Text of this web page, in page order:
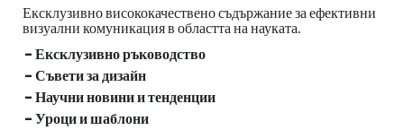
Ексклузивно висококачествено съдържание за ефективни
визуални комуникация в областта на науката.
- Ексклузивно ръководство
- Съвети за дизайн
- Научни новини и тенденции
- Уроци и шаблони